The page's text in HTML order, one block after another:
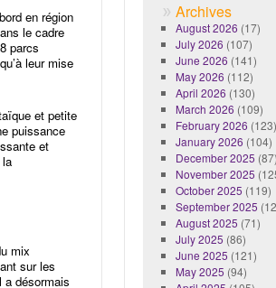
en région
le cadre
parcs
leur mise
et petite
puissance
et
mix
sur les
a désormais
Archives
August 2026 (17)
July 2026 (107)
June 2026 (141)
May 2026 (112)
April 2026 (130)
March 2026 (109)
February 2026 (123)
January 2026 (104)
December 2025 (87)
November 2025
October 2025 (119)
September 2025
August 2025 (71)
July 2025 (86)
June 2025 (121)
May 2025 (94)